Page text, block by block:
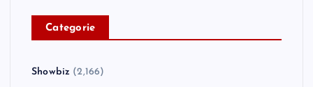
Categorie
Showbiz (2,166)